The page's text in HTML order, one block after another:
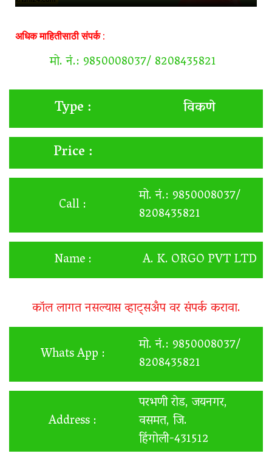
अधिक माहितीसाठी संपर्क :
मो. नं.: 9850008037/ 8208435821
Type :
विकणे
Price :
Call : मो. नं.: 9850008037/
8208435821
Name :
A. K. ORGO PVT LTD
कॉल लागत नसल्यास व्हाट्सअँप वर संपर्क करावा.
Whats App :
मो. नं.: 9850008037/
8208435821
Address :
परभणी रोड, जयनगर,
वसमत, जि.
हिंगोली-431512